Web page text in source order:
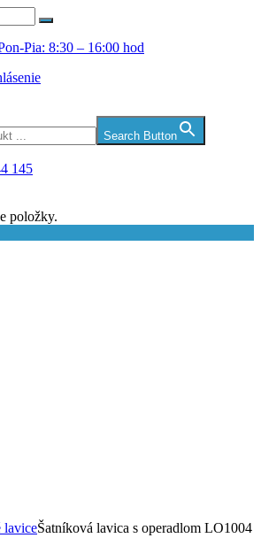
Pia: 8:30 – 16:00 hod
Search Button
145
položky.
laviceŠatníková lavica s operadlom LO1004